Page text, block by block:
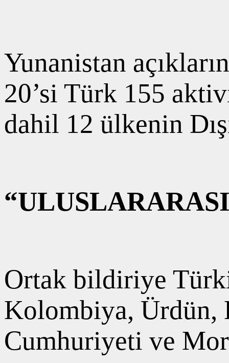
Yunanistan
20’si Türk 155
dahil 12 ülkenin
Ortak bildiriye
Kolombiya, Ürdün,
Cumhuriyeti ve